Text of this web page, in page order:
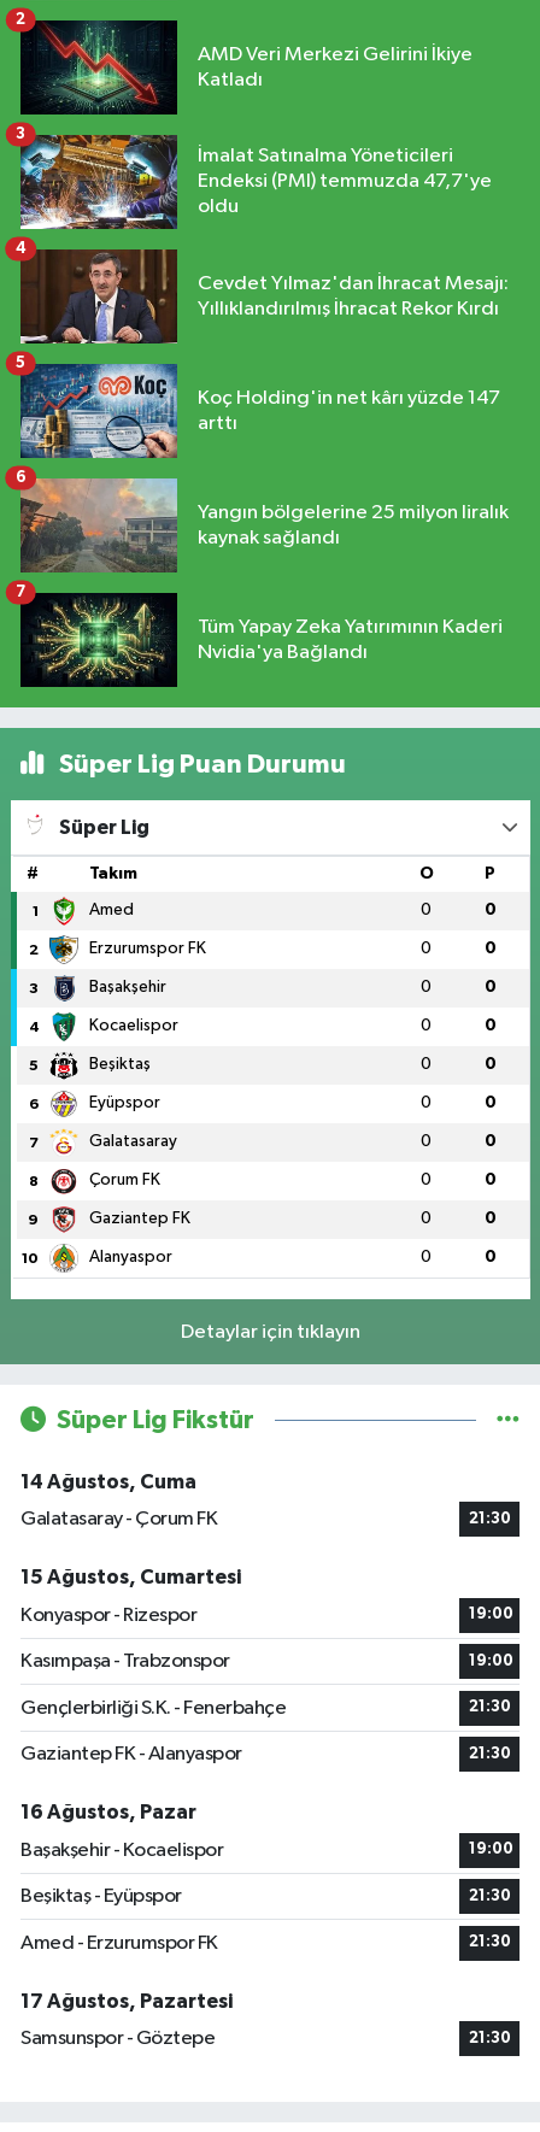
AMD Veri Merkezi Gelirini İkiye
Katladı
2
İmalat Satınalma Yöneticileri
Endeksi (PMI) temmuzda 47,7'ye
oldu
3
Cevdet Yılmaz'dan İhracat Mesajı:
Yıllıklandırılmış İhracat Rekor Kırdı
4
Koç Holding'in net kârı yüzde 147
arttı
5
Yangın bölgelerine 25 milyon liralık
kaynak sağlandı
6
Tüm Yapay Zeka Yatırımının Kaderi
Nvidia'ya Bağlandı
7
Süper Lig Puan Durumu
Süper Lig
# Takım O P
1 Amed 0 0
2 Erzurumspor FK 0 0
3 Başakşehir 0 0
4 Kocaelispor 0 0
5 Beşiktaş 0 0
6 Eyüpspor 0 0
7 Galatasaray 0 0
8 Çorum FK 0 0
9 Gaziantep FK 0 0
10 Alanyaspor 0 0
Detaylar için tıklayın
Süper Lig Fikstür
14 Ağustos, Cuma
Galatasaray - Çorum FK
21:30
15 Ağustos, Cumartesi
Konyaspor - Rizespor
19:00
Kasımpaşa - Trabzonspor 19:00
Gençlerbirliği S.K. - Fenerbahçe 21:30
Gaziantep FK - Alanyaspor 21:30
16 Ağustos, Pazar
Başakşehir - Kocaelispor
19:00
Beşiktaş - Eyüpspor 21:30
Amed - Erzurumspor FK 21:30
17 Ağustos, Pazartesi
Samsunspor - Göztepe
21:30